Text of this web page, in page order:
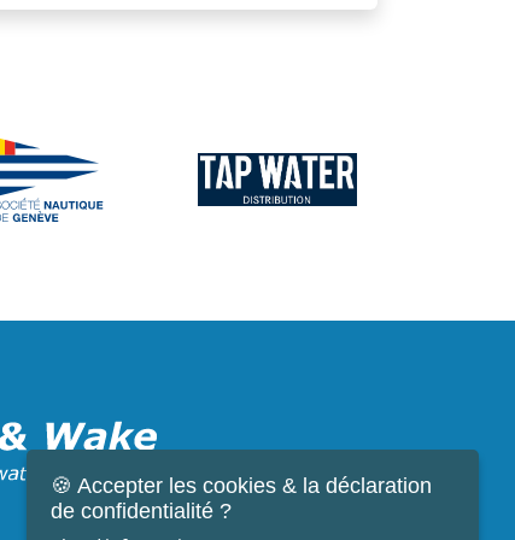
🍪 Accepter les cookies & la déclaration
de confidentialité ?